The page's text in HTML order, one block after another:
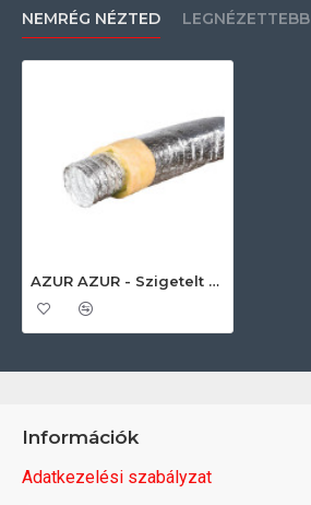
NEMRÉG NÉZTED LEGNÉZETTEBB
AZUR AZUR - Szigetelt cső Alu Sound Optima Plus 152 mm 10 méter/csomag Hang és zajszigetelt cső
Információk
Adatkezelési szabályzat